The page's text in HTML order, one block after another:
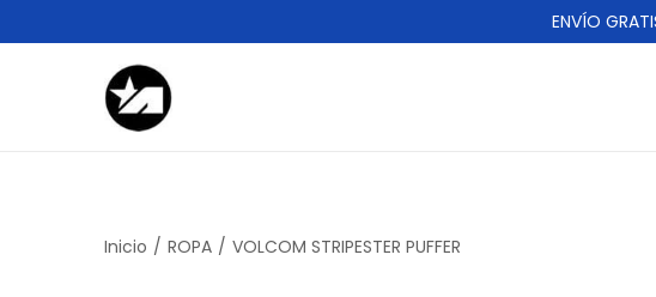
ENVÍO
Inicio / ROPA / VOLCOM STRIPESTER PUFFER